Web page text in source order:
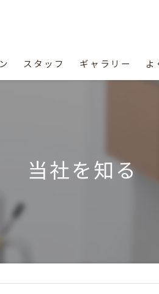
スタッフ ギャラリー よ
当社を知る